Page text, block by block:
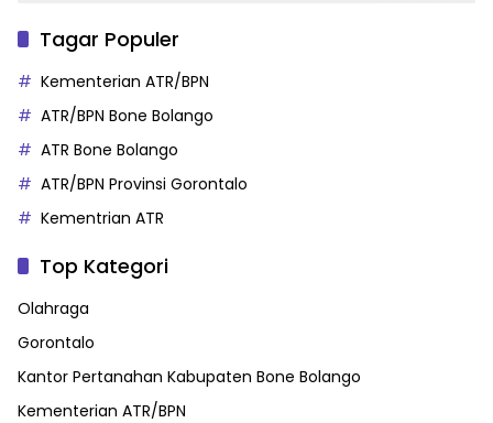
Tagar Populer
Kementerian ATR/BPN
ATR/BPN Bone Bolango
ATR Bone Bolango
ATR/BPN Provinsi Gorontalo
Kementrian ATR
Top Kategori
Olahraga
Gorontalo
Kantor Pertanahan Kabupaten Bone Bolango
Kementerian ATR/BPN